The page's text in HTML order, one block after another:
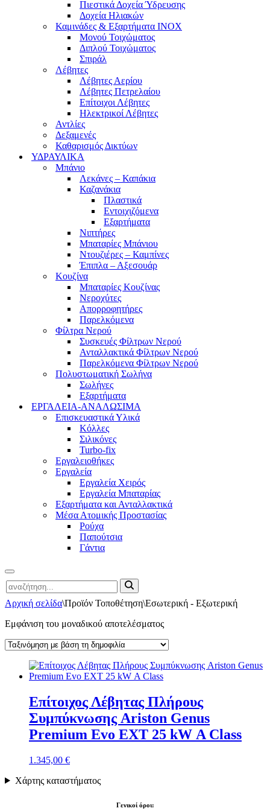
Πιεστικά Δοχεία Ύδρευσης
Δοχεία Ηλιακών
Καμινάδες & Εξαρτήματα ΙΝΟΧ
Μονού Τοιχώματος
Διπλού Τοιχώματος
Σπιράλ
Λέβητες
Λέβητες Αερίου
Λέβητες Πετρελαίου
Επίτοιχοι Λέβητες
Ηλεκτρικοί Λέβητες
Αντλίες
Δεξαμενές
Καθαρισμός Δικτύων
ΥΔΡΑΥΛΙΚΑ
Μπάνιο
Λεκάνες – Καπάκια
Καζανάκια
Πλαστικά
Εντοιχιζόμενα
Εξαρτήματα
Νιπτήρες
Μπαταρίες Μπάνιου
Ντουζιέρες – Καμπίνες
Έπιπλα – Αξεσουάρ
Κουζίνα
Μπαταρίες Κουζίνας
Νεροχύτες
Απορροφητήρες
Παρελκόμενα
Φίλτρα Νερού
Συσκευές Φίλτρων Νερού
Ανταλλακτικά Φίλτρων Νερού
Παρελκόμενα Φίλτρων Νερού
Πολυστωματική Σωλήνα
Σωλήνες
Εξαρτήματα
ΕΡΓΑΛΕΙΑ-ΑΝΑΛΩΣΙΜΑ
Επισκευαστικά Υλικά
Κόλλες
Σιλικόνες
Turbo-fix
Εργαλειοθήκες
Εργαλεία
Εργαλεία Χειρός
Εργαλεία Μπαταρίας
Εξαρτήματα και Ανταλλακτικά
Μέσα Ατομικής Προστασίας
Ρούχα
Παπούτσια
Γάντια
Μενού
πλοήγησης
Αναζήτηση
για...
Αρχική σελίδα\Προϊόν Τοποθέτηση\Εσωτερική - Εξωτερική
Εμφάνιση του μοναδικού αποτελέσματος
Επίτοιχος Λέβητας Πλήρους
Συμπύκνωσης Ariston Genus
Premium Evo EXT 25 kW Α Class
1.345,00 €
Χάρτης καταστήματος
Γενικοί όροι: